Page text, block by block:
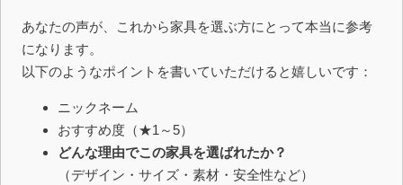
あなたの声が、これから家具を選ぶ方にとって本当に参考
になります。
以下のようなポイントを書いていただけると嬉しいです：
ニックネーム
おすすめ度（★1～5）
どんな理由でこの家具を選ばれたか？
（デザイン・サイズ・素材・安全性など）